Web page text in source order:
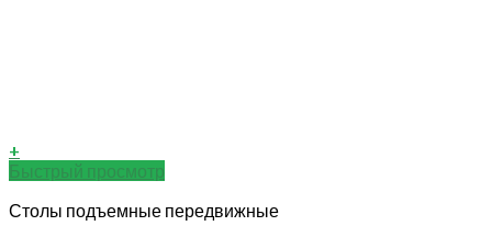
+
Быстрый просмотр
Столы подъемные передвижные